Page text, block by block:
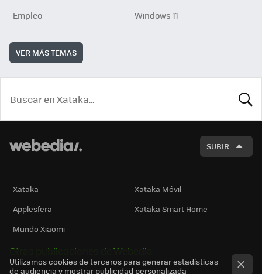
Empleo
Windows 11
VER MÁS TEMAS
SUBIR
Xataka
Xataka Móvil
Applesfera
Xataka Smart Home
Mundo Xiaomi
Otras publicaciones de Webedia
Utilizamos cookies de terceros para generar estadísticas
de audiencia y mostrar publicidad personalizada